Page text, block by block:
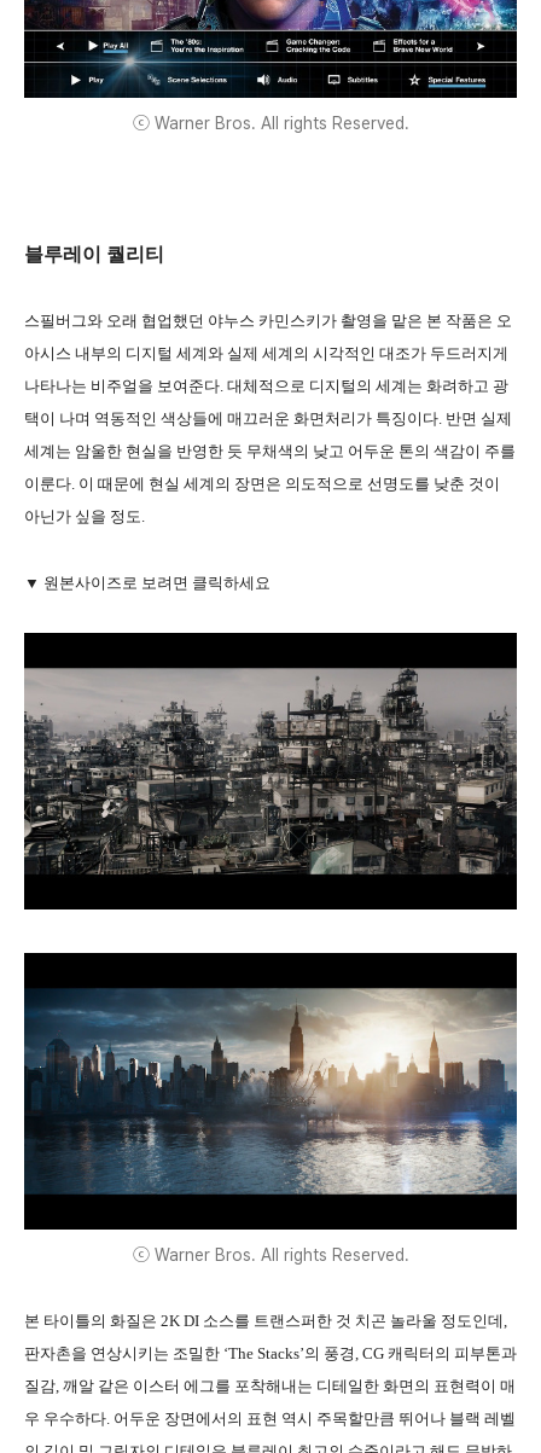
ⓒ Warner Bros. All rights Reserved.
블루레이 퀄리티
스필버그와 오래 협업했던 야누스 카민스키가 촬영을 맡은 본 작품은 오
아시스 내부의 디지털 세계와 실제 세계의 시각적인 대조가 두드러지게
나타나는 비주얼을 보여준다. 대체적으로 디지털의 세계는 화려하고 광
택이 나며 역동적인 색상들에 매끄러운 화면처리가 특징이다. 반면 실제
세계는 암울한 현실을 반영한 듯 무채색의 낮고 어두운 톤의 색감이 주를
이룬다. 이 때문에 현실 세계의 장면은 의도적으로 선명도를 낮춘 것이
아닌가 싶을 정도.
▼ 원본사이즈로 보려면 클릭하세요
ⓒ Warner Bros. All rights Reserved.
본 타이틀의 화질은 2K DI 소스를 트랜스퍼한 것 치곤 놀라울 정도인데,
판자촌을 연상시키는 조밀한 ‘The Stacks’의 풍경, CG 캐릭터의 피부톤과
질감, 깨알 같은 이스터 에그를 포착해내는 디테일한 화면의 표현력이 매
우 우수하다. 어두운 장면에서의 표현 역시 주목할만큼 뛰어나 블랙 레벨